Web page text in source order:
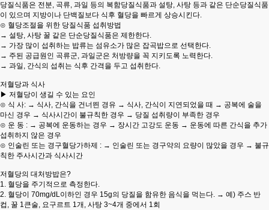
당질식품은 전분, 곡류, 과일 등의 복함당질식품과 설탕, 사탕 등과 같은 단순당질식품
이 있으며 지방이나 단백질보다 식후 혈당을 빠르게 상승시킨다.
⊙ 혈당조절을 위한 당질식품 섭취방법
→ 설탕, 사탕 꿀 같은 단순당질식품은 제한한다.
→ 가장 많이 섭취하는 밥류는 섬유소가 많은 잡곡밥으로 선택한다.
→ 주된 공급원인 곡류군, 과일군은 처방량을 꼭 지키도록 노력한다.
→ 과일, 간식의 섭취는 식후 간격을 두고 섭취한다.
저혈당과 식사
▶ 저혈당이 생길 수 있는 요인
⊙ 식 사: → 식사, 간식을 건너띈 경유 → 식사, 간식이 지연되었을 때 → 공복에 술을
마신 경우 → 식사시간이 불규칙한 경우 → 당질 섭취량이 부족한 경우
⊙ 운 동 : → 공복에 운동하는 경우 → 장시간 고강도 운동 → 운동에 따른 간식을 추가
섭취하지 않은 경우
⊙ 인술린 또는 경구혈당가하제 : → 인술린 또는 경구약의 요량이 많았을 경우 → 불규
칙한 주사시간과 식사시간
저혈당의 대처방밥은?
1. 혈당을 주기적으로 측정한다.
2. 혈당이 70mg/dL이하인 경우 15g의 당질을 함유한 음식을 먹는다. → 예) 주스 반
컵, 꿀 1큰술, 요구르트 1개, 사탕 3~4개 중에서 1회